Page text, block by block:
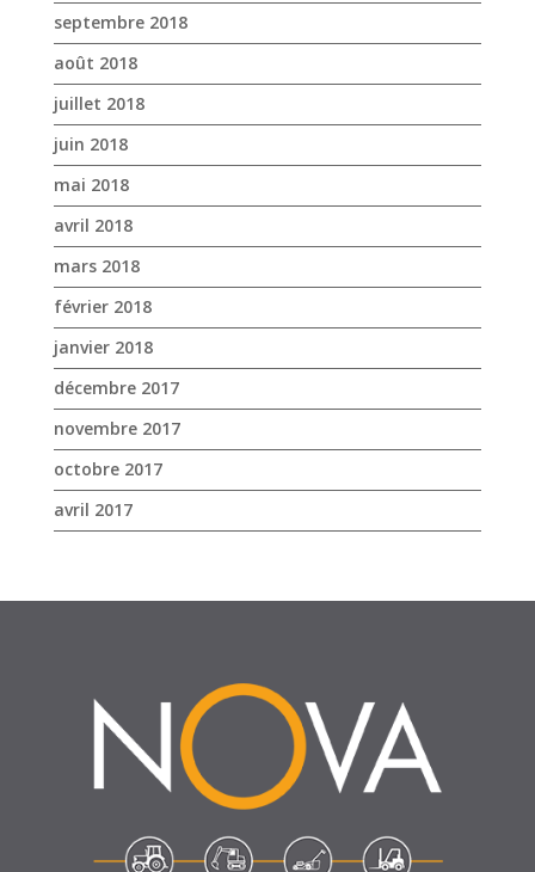
septembre 2018
août 2018
juillet 2018
juin 2018
mai 2018
avril 2018
mars 2018
février 2018
janvier 2018
décembre 2017
novembre 2017
octobre 2017
avril 2017